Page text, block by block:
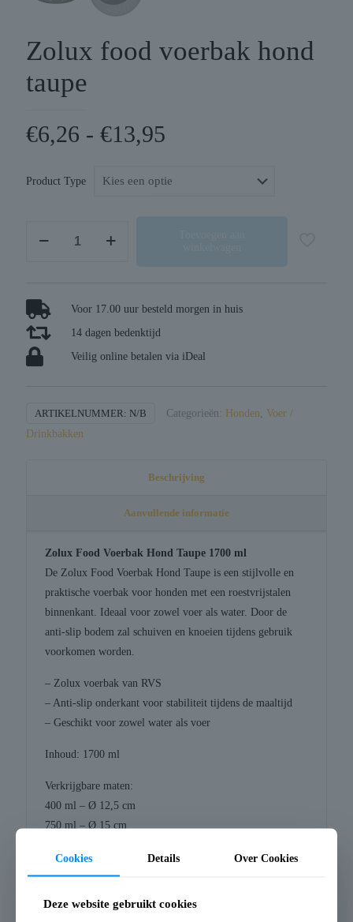
Zolux food voerbak hond
taupe
€6,26 - €13,95
tot
Product Type
taupe
aantal
Voor 17.00 uur besteld morgen in huis
14 dagen bedenktijd
Veilig online betalen via iDeal
ARTIKELNUMMER: N/B Categorieën: Honden Voer /
Drinkbakken
Beschrijving
Aanvullende informatie
Zolux Food Voerbak Hond Taupe 1700 ml
De Zolux Food Voerbak Hond Taupe is een stijlvolle en
praktische voerbak voor honden met een roestvrijstalen
binnenkant. Ideaal voor zowel voer als water. Door de
anti-slip bodem zal schuiven en knoeien tijdens gebruik
voorkomen worden.
– Zolux voerbak van RVS
– Anti-slip onderkant voor stabiliteit tijdens de maaltijd
– Geschikt voor zowel water als voer
Inhoud: 1700 ml
Verkrijgbare maten:
400 ml – Ø 12,5 cm
750 ml – Ø 15 cm
1700 ml – Ø 21 cm
Cookies Details Over Cookies
Deze website gebruikt cookies